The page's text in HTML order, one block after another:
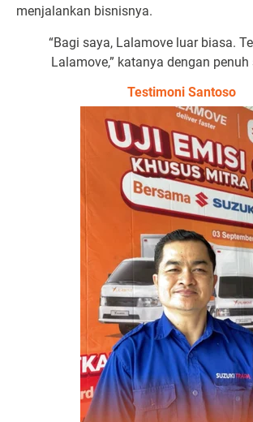
menjalankan bisnisnya.
“Bagi saya, Lalamove luar biasa.
Lalamove,” katanya dengan
Testimoni Santoso